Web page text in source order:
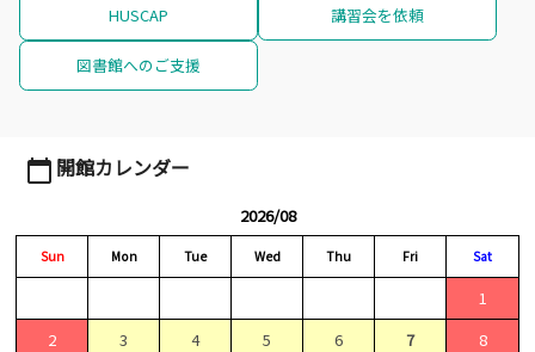
HUSCAP 講習会を依頼
図書館へのご支援
calendar_today 開館カレンダー
2026/08
Sun Mon Tue Wed Thu Fri Sat
1
2
3 4 5 6 7
8